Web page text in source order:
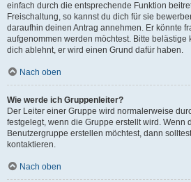
einfach durch die entsprechende Funktion
Freischaltung, so kannst du dich für sie
daraufhin deinen Antrag annehmen. Er könnte
aufgenommen werden möchtest. Bitte belästige
dich ablehnt, er wird einen Grund dafür haben.
Nach oben
Wie werde ich Gruppenleiter?
Der Leiter einer Gruppe wird normalerweise
festgelegt, wenn die Gruppe erstellt wird. Wenn
Benutzergruppe erstellen möchtest, dann
kontaktieren.
Nach oben